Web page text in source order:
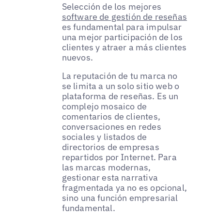
Selección de los mejores
software de gestión de reseñas
es fundamental para impulsar
una mejor participación de los
clientes y atraer a más clientes
nuevos.
La reputación de tu marca no
se limita a un solo sitio web o
plataforma de reseñas. Es un
complejo mosaico de
comentarios de clientes,
conversaciones en redes
sociales y listados de
directorios de empresas
repartidos por Internet. Para
las marcas modernas,
gestionar esta narrativa
fragmentada ya no es opcional,
sino una función empresarial
fundamental.